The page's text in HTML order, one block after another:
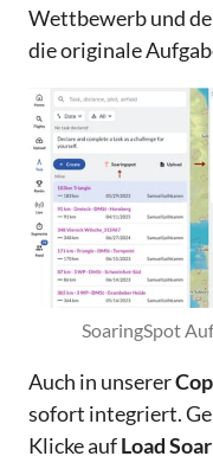
Wettbewerb und
die originale
SoaringSpot
Auch in unserer
sofort integriert.
Klicke aufLoad